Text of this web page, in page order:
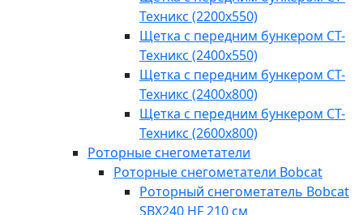
Техникс (2200x550)
Щетка с передним бункером СТ-
Техникс (2400x550)
Щетка с передним бункером СТ-
Техникс (2400x800)
Щетка с передним бункером СТ-
Техникс (2600x800)
Роторные снегометатели
Роторные снегометатели Bobcat
Роторный снегометатель Bobcat
SBX240 HF 210 см